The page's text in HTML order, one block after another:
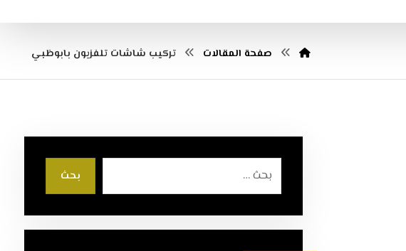
صفحة المقالات تركيب شاشات تلفزيون بابوظبي
بحث